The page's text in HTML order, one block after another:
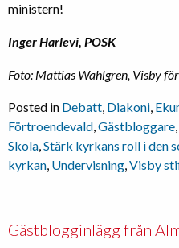
ministern!
Inger Harlevi, POSK
Foto: Mattias Wahlgren, Visby
Posted in Debatt, Diakoni,
Förtroendevald,Gästbloggare,
Skola,Stärk kyrkans roll i den
kyrkan, Undervisning,Visby
Gästblogginlägg från